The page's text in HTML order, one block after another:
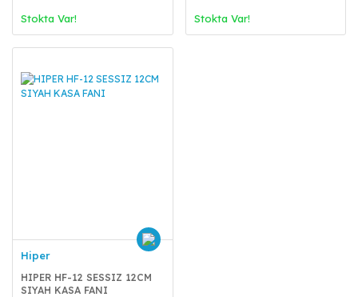
Stokta Var! Stokta Var!
Hiper
HIPER HF-12 SESSIZ 12CM
SIYAH KASA FANI